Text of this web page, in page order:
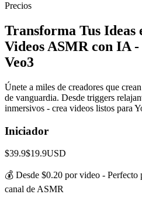
Precios
Transforma Tus Ideas
Videos ASMR con IA
Veo3
Únete a miles de creadores que
de vanguardia. Desde triggers
inmersivos - crea videos listos para
Iniciador
$39.9$19.9USD
💰 Desde $0.20 por video - Perfecto
canal de ASMR